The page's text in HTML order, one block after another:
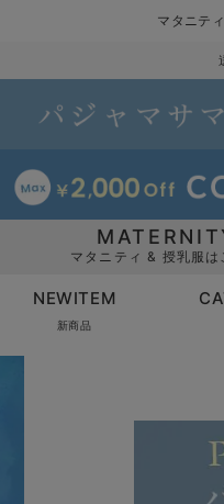
マタニテ
マタニティ & 授乳服は
NEWITEM
新商品